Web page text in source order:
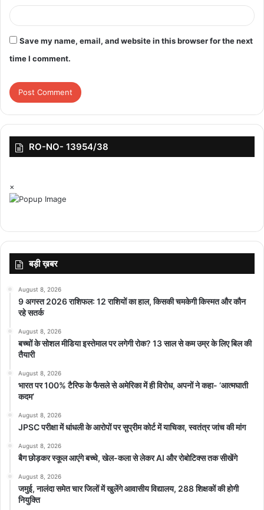
Save my name, email, and website in this browser for the next
time I comment.
RO-NO- 13954/38
×
बड़ी ख़बर
August 8, 2026
9 अगस्त 2026 राशिफल: 12 राशियों का हाल, किसकी चमकेगी किस्मत और कौन
रहे सतर्क
August 8, 2026
बच्चों के सोशल मीडिया इस्तेमाल पर लगेगी रोक? 13 साल से कम उम्र के लिए बिल की
तैयारी
August 8, 2026
भारत पर 100% टैरिफ के फैसले से अमेरिका में ही विरोध, अपनों ने कहा- ‘आत्मघाती
कदम’
August 8, 2026
JPSC परीक्षा में धांधली के आरोपों पर सुप्रीम कोर्ट में याचिका, स्वतंत्र जांच की मांग
August 8, 2026
बैग छोड़कर स्कूल आएंगे बच्चे, खेल-कला से लेकर AI और रोबोटिक्स तक सीखेंगे
August 8, 2026
जमुई, नालंदा समेत चार जिलों में खुलेंगे आवासीय विद्यालय, 288 शिक्षकों की होगी
नियुक्ति